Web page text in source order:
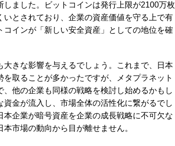
ました。ビットコインは発行上限が2100万枚
とされており、企業の資産価値を守る上で有
インが「新しい安全資産」としての地位を確
きな影響を与えるでしょう。これまで、日本
取ることが多かったですが、メタプラネット
他の企業も同様の戦略を検討し始めるかもし
金が流入し、市場全体の活性化に繋がるでし
企業が暗号資産を企業の成長戦略に不可欠な
市場の動向から目が離せません。